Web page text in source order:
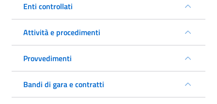
Enti controllati
Attività e procedimenti
Provvedimenti
Bandi di gara e contratti